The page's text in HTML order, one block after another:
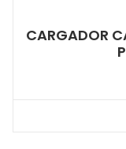
CARGADOR